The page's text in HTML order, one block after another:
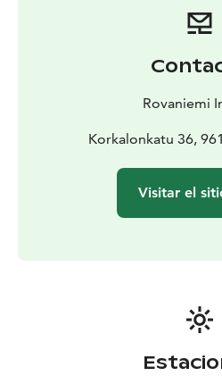
Rovaniemi
Korkalonkatu 36,
Visitar el